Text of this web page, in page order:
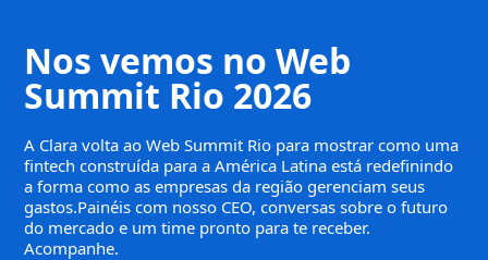
Nos vemos no Web
Summit Rio 2026
A Clara volta ao Web Summit Rio para mostrar como uma
fintech construída para a América Latina está redefinindo
a forma como as empresas da região gerenciam seus
gastos.Painéis com nosso CEO, conversas sobre o futuro
do mercado e um time pronto para te receber.
Acompanhe.